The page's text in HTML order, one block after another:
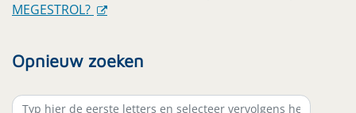
MEGESTROL?
Opnieuw zoeken